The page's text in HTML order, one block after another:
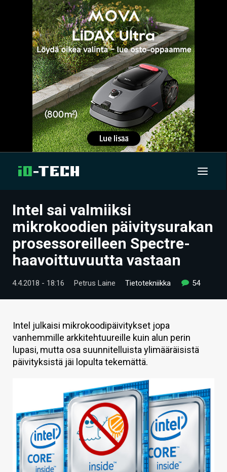
UUTISET
ARTIKKELIT
VIDEOT
TECHBBS
HINTA.FI
KAUPPA
VAIHDA TEEMA
HAKU
Intel sai valmiiksi
mikrokoodien päivitysurakan
prosessoreilleen Spectre-
haavoittuvuutta vastaan
4.4.2018 - 18:16 Petrus Laine Tietotekniikka 54
Intel julkaisi mikrokoodipäivitykset jopa
vanhemmille arkkitehtuureille kuin alun perin
lupasi, mutta osa suunnitelluista ylimääräisistä
päivityksistä jäi lopulta tekemättä.